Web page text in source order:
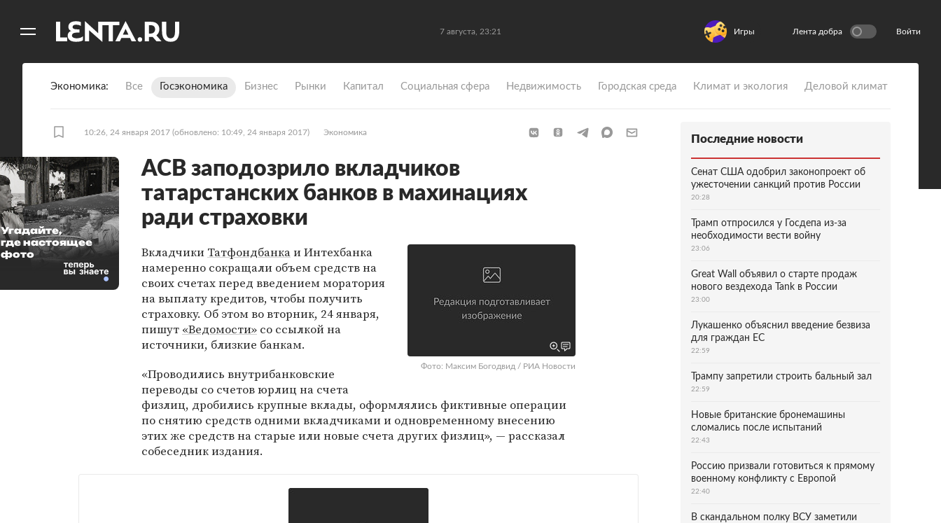
7 августа, 23:21 Игры Лента добра Войти
Экономика Все Госэкономика Бизнес Рынки Капитал Социальная сфера Недвижимость Городская среда Климат и экология Деловой климат
10:26, 24 января 2017 (обновлено: 10:49, 24 января 2017) Экономика
АСВ заподозрило вкладчиков
татарстанских банков в махинациях
ради страховки
Фото: Максим Богодвид / РИА Новости
Вкладчики Татфондбанкаи Интехбанка
намеренно сокращали объем средств на
своих счетах перед введением моратория
на выплату кредитов, чтобы получить
страховку. Об этом во вторник, 24 января,
пишут «Ведомости» со ссылкой на
источники, близкие банкам.
«Проводились внутрибанковские
переводы со счетов юрлиц на счета
физлиц, дробились крупные вклады, оформлялись фиктивные операции
по снятию средств одними вкладчиками и одновременному внесению
этих же средств на старые или новые счета других физлиц», — рассказал
собеседник издания.
Угадайте,
где настоящее
фото
Последние новости
Сенат США одобрил законопроект об
ужесточении санкций против России
20:28
Трамп отпросился у Госдепа из-за
необходимости вести войну
23:06
Great Wall объявил о старте продаж
нового вездехода Tank в России
23:00
Лукашенко объяснил введение безвиза
для граждан ЕС
22:59
Трампу запретили строить бальный зал
22:59
Новые британские бронемашины
сломались после испытаний
22:43
Россию призвали готовиться к прямому
военному конфликту с Европой
22:40
В скандальном полку ВСУ заметили